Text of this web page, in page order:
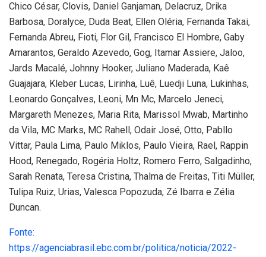
Chico César, Clovis, Daniel Ganjaman, Delacruz, Drika
Barbosa, Doralyce, Duda Beat, Ellen Oléria, Fernanda Takai,
Fernanda Abreu, Fioti, Flor Gil, Francisco El Hombre, Gaby
Amarantos, Geraldo Azevedo, Gog, Itamar Assiere, Jaloo,
Jards Macalé, Johnny Hooker, Juliano Maderada, Kaê
Guajajara, Kleber Lucas, Lirinha, Luê, Luedji Luna, Lukinhas,
Leonardo Gonçalves, Leoni, Mn Mc, Marcelo Jeneci,
Margareth Menezes, Maria Rita, Marissol Mwab, Martinho
da Vila, MC Marks, MC Rahell, Odair José, Otto, Pabllo
Vittar, Paula Lima, Paulo Miklos, Paulo Vieira, Rael, Rappin
Hood, Renegado, Rogéria Holtz, Romero Ferro, Salgadinho,
Sarah Renata, Teresa Cristina, Thalma de Freitas, Titi Müller,
Tulipa Ruiz, Urias, Valesca Popozuda, Zé Ibarra e Zélia
Duncan.
Fonte:
https://agenciabrasil.ebc.com.br/politica/noticia/2022-